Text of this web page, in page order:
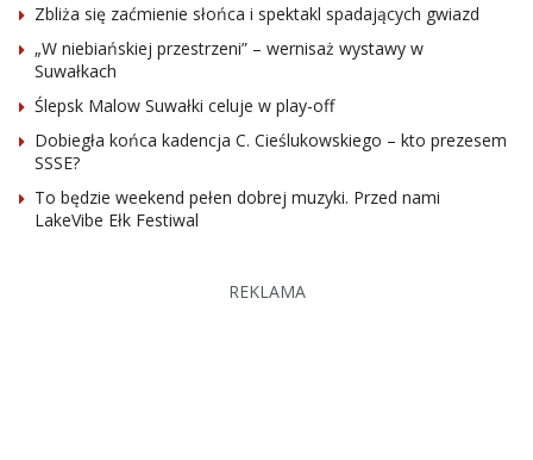
Zbliża się zaćmienie słońca i spektakl spadających gwiazd
„W niebiańskiej przestrzeni” – wernisaż wystawy w
Suwałkach
Ślepsk Malow Suwałki celuje w play-off
Dobiegła końca kadencja C. Cieślukowskiego – kto prezesem
SSSE?
To będzie weekend pełen dobrej muzyki. Przed nami
LakeVibe Ełk Festiwal
REKLAMA